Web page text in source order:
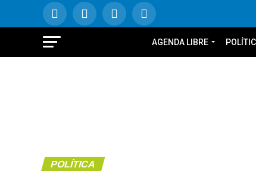
AGENDA LIBRE
POLÍTICA